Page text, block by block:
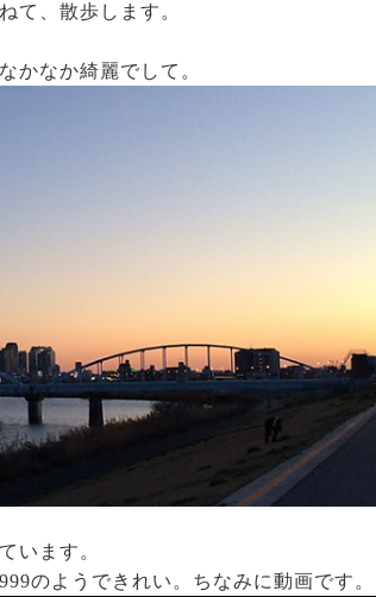
て、散歩します。
かなか綺麗でして。
います。
のようできれい。ちなみに動画です。